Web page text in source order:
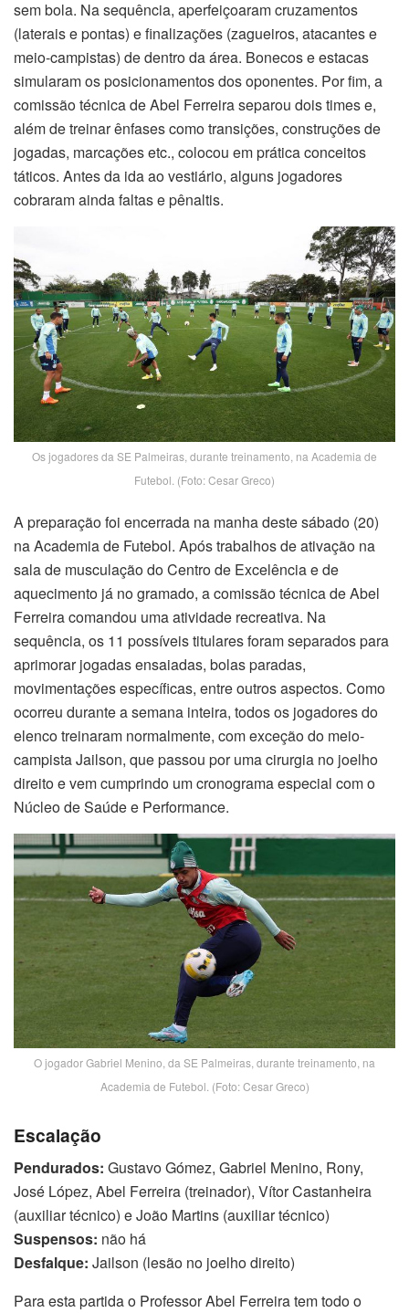
sem bola. Na sequência, aperfeiçoaram cruzamentos
(laterais e pontas) e finalizações (zagueiros, atacantes e
meio-campistas) de dentro da área. Bonecos e estacas
simularam os posicionamentos dos oponentes. Por fim, a
comissão técnica de Abel Ferreira separou dois times e,
além de treinar ênfases como transições, construções de
jogadas, marcações etc., colocou em prática conceitos
táticos. Antes da ida ao vestiário, alguns jogadores
cobraram ainda faltas e pênaltis.
Os jogadores da SE Palmeiras, durante treinamento, na Academia de
Futebol. (Foto: Cesar Greco)
A preparação foi encerrada na manha deste sábado (20)
na Academia de Futebol. Após trabalhos de ativação na
sala de musculação do Centro de Excelência e de
aquecimento já no gramado, a comissão técnica de Abel
Ferreira comandou uma atividade recreativa. Na
sequência, os 11 possíveis titulares foram separados para
aprimorar jogadas ensaiadas, bolas paradas,
movimentações específicas, entre outros aspectos. Como
ocorreu durante a semana inteira, todos os jogadores do
elenco treinaram normalmente, com exceção do meio-
campista Jailson, que passou por uma cirurgia no joelho
direito e vem cumprindo um cronograma especial com o
Núcleo de Saúde e Performance.
O jogador Gabriel Menino, da SE Palmeiras, durante treinamento, na
Academia de Futebol. (Foto: Cesar Greco)
Escalação
Pendurados: Gustavo Gómez, Gabriel Menino, Rony,
José López, Abel Ferreira (treinador), Vítor Castanheira
(auxiliar técnico) e João Martins (auxiliar técnico)
Suspensos: não há
Desfalque: Jailson (lesão no joelho direito)
Para esta partida o Professor Abel Ferreira tem todo o